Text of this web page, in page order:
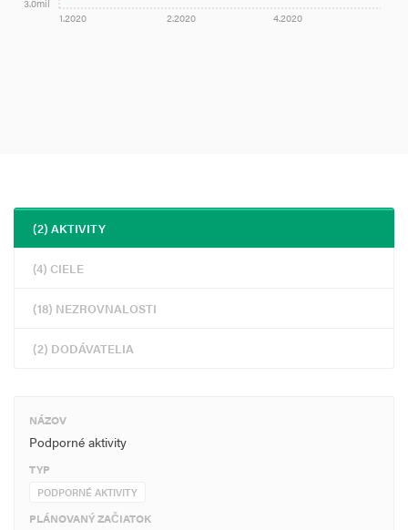
1.2020 2.2020 4.2020
3.0mil
(2) AKTIVITY
(4) CIELE
(18) NEZROVNALOSTI
(2) DODÁVATELIA
NÁZOV
Podporné aktivity
TYP
PODPORNÉ AKTIVITY
PLÁNOVANÝ ZAČIATOK